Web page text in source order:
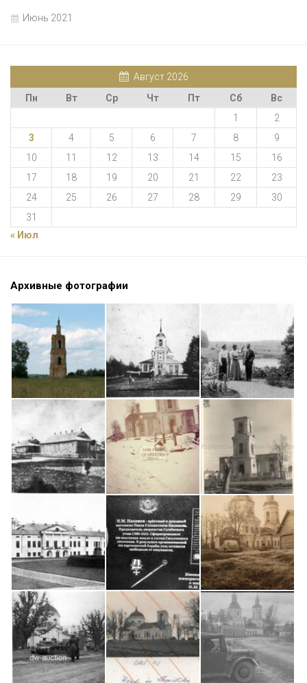
Июнь 2021
Август 2026
Пн
Вт Ср Чт Пт Сб
Вс
1
2
3
4 5 6 7 8
9
10
11 12 13 14 15
16
17
18 19 20 21 22
23
24
25 26 27 28 29
30
31
« Июл
Архивные фотографии